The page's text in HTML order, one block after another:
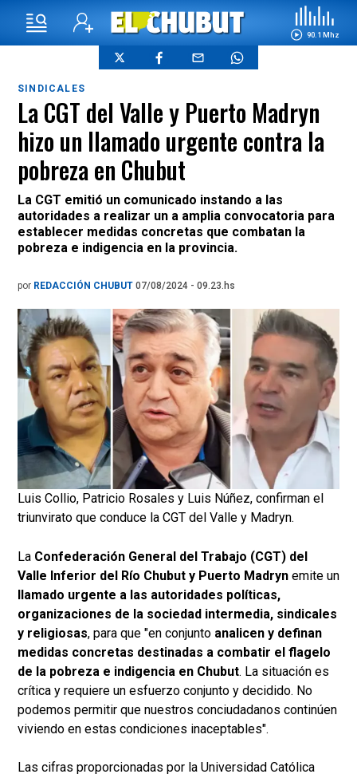
90.1 Mhz
SINDICALES
La CGT del Valle y Puerto Madryn
hizo un llamado urgente contra la
pobreza en Chubut
La CGT emitió un comunicado instando a las
autoridades a realizar un a amplia convocatoria para
establecer medidas concretas que combatan la
pobreza e indigencia en la provincia.
por REDACCIÓN CHUBUT 07/08/2024 - 09.23.hs
Luis Collio, Patricio Rosales y Luis Núñez, confirman el
triunvirato que conduce la CGT del Valle y Madryn.
La Confederación General del Trabajo (CGT) del
Valle Inferior del Río Chubut y Puerto Madryn emite un
llamado urgente a las autoridades políticas,
organizaciones de la sociedad intermedia, sindicales
y religiosas, para que "en conjunto analicen y definan
medidas concretas destinadas a combatir el flagelo
de la pobreza e indigencia en Chubut. La situación es
crítica y requiere un esfuerzo conjunto y decidido. No
podemos permitir que nuestros conciudadanos continúen
viviendo en estas condiciones inaceptables".
Las cifras proporcionadas por la Universidad Católica